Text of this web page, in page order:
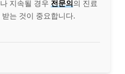
지속될 경우 전문의의 진료
는 것이 중요합니다.